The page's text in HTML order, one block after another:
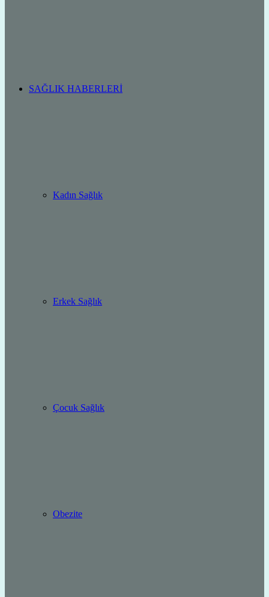
SAĞLIK HABERLERI
Kadın Sağlık
Erkek Sağlık
Çocuk Sağlık
Obezite